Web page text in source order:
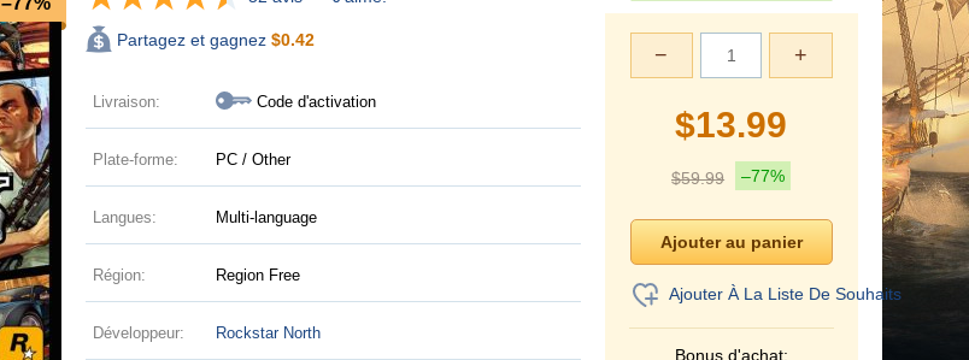
Partagez et gagnez $0.42
Livraison: Code d'activation
Plate-forme: PC / Other
Langues: Multi-language
Région: Region Free
Développeur: Rockstar North
+
−
$13.99
$59.99 –77%
Ajouter À La Liste De Souhaits
Bonus d'achat: